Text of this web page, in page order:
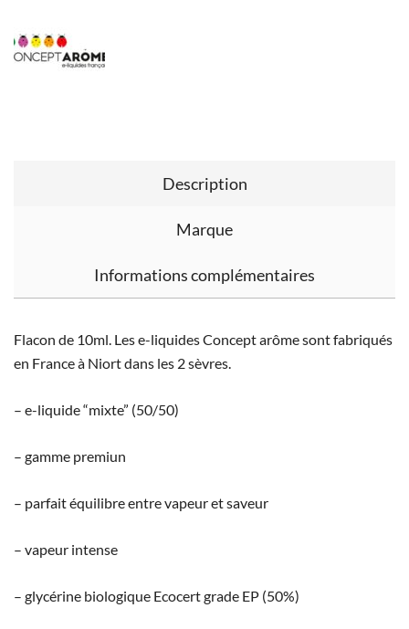
Description
Marque
Informations complémentaires
Flacon de 10ml. Les e-liquides Concept arôme sont fabriqués
en France à Niort dans les 2 sèvres.
– e-liquide “mixte” (50/50)
– gamme premiun
– parfait équilibre entre vapeur et saveur
– vapeur intense
– glycérine biologique Ecocert grade EP (50%)